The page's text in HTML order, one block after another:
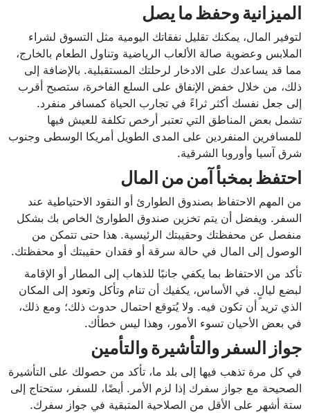
الميزانية وحفظ ما يصل
لتوفير المال، يمكنك تقليل نفقاتك اليومية مثل التسوق لشراء
الملابس وعضوية صالة الألعاب الرياضية وتناول الطعام بالخارج،
مما قد يساعدك على الادخار لرحلتك المستقبلية. بالإضافة إلى
ذلك، من خلال خفض الإنفاق على السلع الفاخرة، ستصبح أقرب
إلى جعل نفسك أكثر ثراءً في تجارب الحياة كمسافر منفرد.
تشمل بعض المناطق التي تعتبر أرخص تكلفة للعيش فيها
للمسافرين المنفردين على المدى الطويل أمريكا الوسطى وجنوب
شرق آسيا وأوروبا الشرقية.
احتفظ بمخبأ آمن من المال
من المهم الاحتفاظ بصندوق الطوارئ أو النقود الاحتياطية عند
السفر. ويفضل أن يتم تخزين صندوق الطوارئ الخاص بك بشكل
منفصل عن محفظتك وحقيبتك الرئيسية. هذا حتى تتمكن من
الوصول إلى المال في حالة سرقة أو فقدان حقيبتك أو محفظتك.
تأكد من الاحتفاظ بما يكفي جانبًا للذهاب إلى المطار أو الإقامة
لبضع ليالٍ. في الأساس، يكفيك أن تنام وتأكل وتعود إلى المكان
الذي تريد أن تكون فيه. ولا يُتوقع احتمال حدوث ذلك؛ ومع ذلك،
في بعض الأحيان تسوء الأمور، وهذا ليس خطأك.
جواز السفر والتأشيرة والتأمين
في كل مرة تذهب فيها إلى بلد ما، تأكد من حصولك على التأشيرة
الصحيحة مع جواز سفرك إذا لزم الأمر. أيضًا، للسفر، ستحتاج إلى
ستة أشهر على الأقل من الصلاحية المتبقية في جواز سفرك.